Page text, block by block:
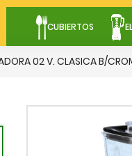
CUBIERTOS
02 V. CLASICA B/